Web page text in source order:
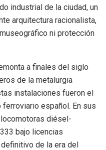
industrial de la ciudad, un
arquitectura racionalista,
ni protección
a finales del siglo
de la metalurgia
instalaciones fueron el
español. En sus
diésel-
bajo licencias
de la era del